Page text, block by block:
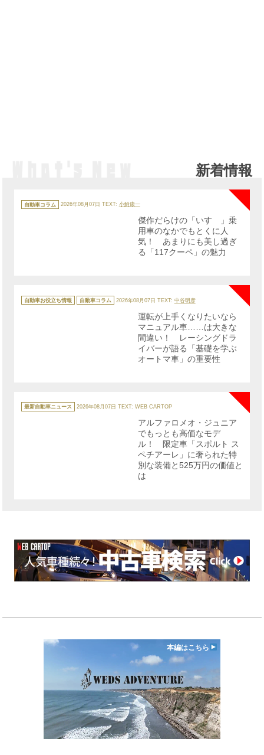
新着情報
テ
ゴ
自動車コラム 2026年08月07日 TEXT: 小鮒康一
NEW
傑作だらけの「いすゞ」乗
用車のなかでもとくに人
気！ あまりにも美し過ぎ
る「117クーペ」の魅力
テ
ゴ
自動車お役立ち情報 自動車コラム 2026年08月07日 TEXT: 中谷明彦
運転が上手くなりたいなら
マニュアル車……は大きな
間違い！ レーシングドラ
イバーが語る「基礎を学ぶ
オートマ車」の重要性
テ
ゴ
最新自動車ニュース 2026年08月07日 TEXT: WEB CARTOP
アルファロメオ・ジュニア
でもっとも高価なモデ
ル！ 限定車「スポルト ス
ペチアーレ」に奢られた特
別な装備と525万円の価値と
は
本編はこちら